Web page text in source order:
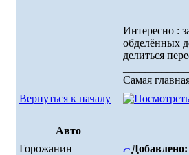
Интересно :
обделённых
делиться
Самая
Вернуться к началу
Авто
Горожанин